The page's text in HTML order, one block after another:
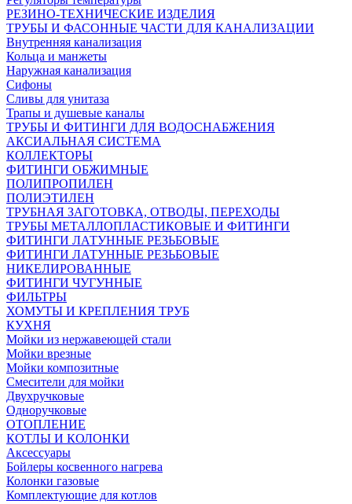
РЕЗИНО-ТЕХНИЧЕСКИЕ ИЗДЕЛИЯ
ТРУБЫ И ФАСОННЫЕ ЧАСТИ ДЛЯ КАНАЛИЗАЦИИ
Внутренняя канализация
Кольца и манжеты
Наружная канализация
Сифоны
Сливы для унитаза
Трапы и душевые каналы
ТРУБЫ И ФИТИНГИ ДЛЯ ВОДОСНАБЖЕНИЯ
АКСИАЛЬНАЯ СИСТЕМА
КОЛЛЕКТОРЫ
ФИТИНГИ ОБЖИМНЫЕ
ПОЛИПРОПИЛЕН
ПОЛИЭТИЛЕН
ТРУБНАЯ ЗАГОТОВКА, ОТВОДЫ, ПЕРЕХОДЫ
ТРУБЫ МЕТАЛЛОПЛАСТИКОВЫЕ И ФИТИНГИ
ФИТИНГИ ЛАТУННЫЕ РЕЗЬБОВЫЕ
ФИТИНГИ ЛАТУННЫЕ РЕЗЬБОВЫЕ
НИКЕЛИРОВАННЫЕ
ФИТИНГИ ЧУГУННЫЕ
ФИЛЬТРЫ
ХОМУТЫ И КРЕПЛЕНИЯ ТРУБ
КУХНЯ
Мойки из нержавеющей стали
Мойки врезные
Мойки композитные
Смесители для мойки
Двухручковые
Одноручковые
ОТОПЛЕНИЕ
КОТЛЫ И КОЛОНКИ
Аксессуары
Бойлеры косвенного нагрева
Колонки газовые
Комплектующие для котлов